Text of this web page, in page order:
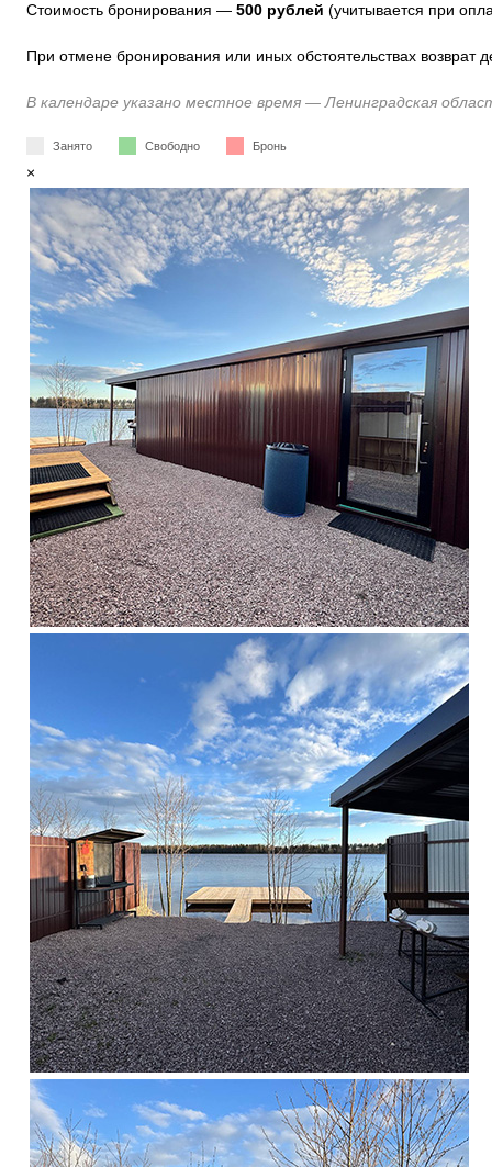
Стоимость бронирования — 500 рублей (учитывается при
При отмене бронирования или иных обстоятельствах возврат
В календаре указано местное время — Ленинградская
Занято Свободно Бронь
×